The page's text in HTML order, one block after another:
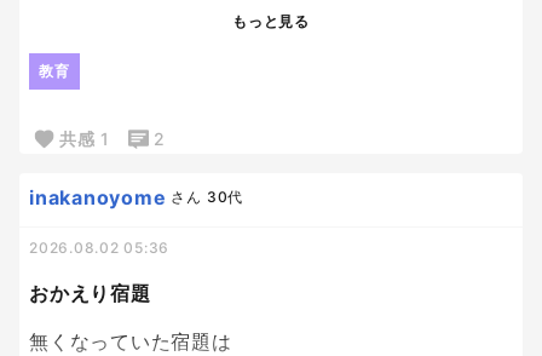
エンジンかかり始めたのが22時過ぎってなんなん。
模試の解き直ししてるのはえらいよ！
か！って嬉しいよ！？
でもね、時間見て？
私のゴールデンタイムが削られていくーー泣
もっと見る
教育
共感 1 2
おかえり宿題
inakanoyome さん 30代
2026.08.02 05:36
無くなっていた宿題は